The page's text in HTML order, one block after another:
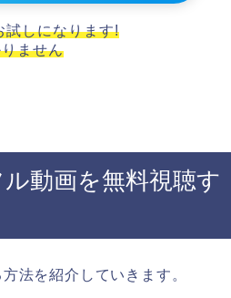
しになります!
ません
動画を無料視聴す
法を紹介していきます。